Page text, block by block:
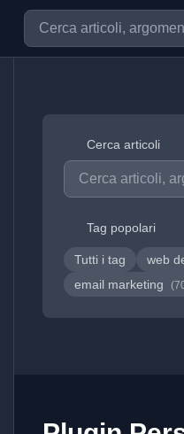
Cerca articoli
Tag popolari
Tutti i tag web
email marketing